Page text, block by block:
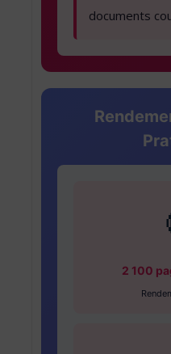
documents
2 100